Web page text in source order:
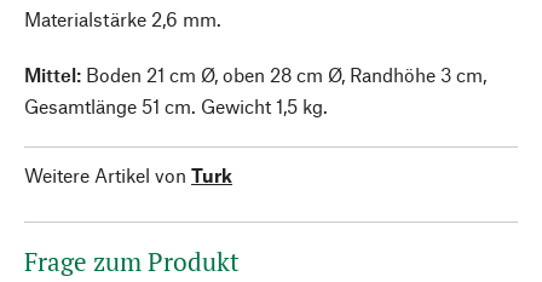
Materialstärke 2,6 mm.
Mittel: Boden 21 cm Ø, oben 28 cm Ø, Randhöhe 3 cm,
Gesamtlänge 51 cm. Gewicht 1,5 kg.
Weitere Artikel von Turk
Frage zum Produkt